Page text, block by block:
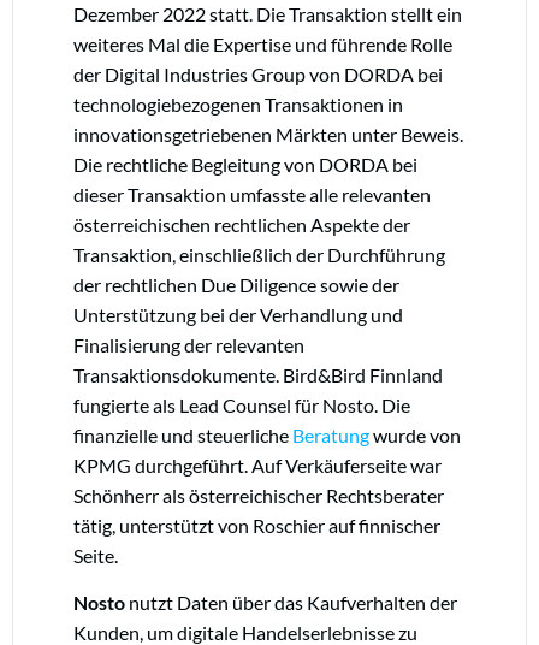
Dezember 2022 statt. Die Transaktion stellt ein
weiteres Mal die Expertise und führende Rolle
der Digital Industries Group von DORDA bei
technologiebezogenen Transaktionen in
innovationsgetriebenen Märkten unter Beweis.
Die rechtliche Begleitung von DORDA bei
dieser Transaktion umfasste alle relevanten
österreichischen rechtlichen Aspekte der
Transaktion, einschließlich der Durchführung
der rechtlichen Due Diligence sowie der
Unterstützung bei der Verhandlung und
Finalisierung der relevanten
Transaktionsdokumente. Bird&Bird Finnland
fungierte als Lead Counsel für Nosto. Die
finanzielle und steuerliche Beratungwurde von
KPMG durchgeführt. Auf Verkäuferseite war
Schönherr als österreichischer Rechtsberater
tätig, unterstützt von Roschier auf finnischer
Seite.
Nosto nutzt Daten über das Kaufverhalten der
Kunden, um digitale Handelserlebnisse zu